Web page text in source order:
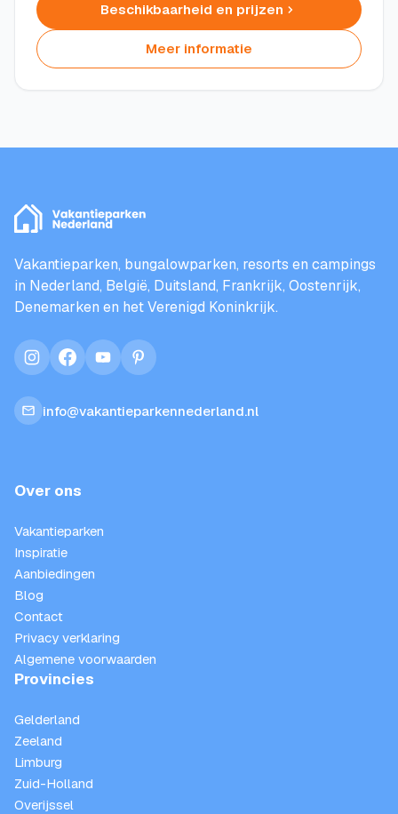
Beschikbaarheid en prijzen
Meer informatie
Vakantieparken, bungalowparken, resorts en campings
in Nederland, België, Duitsland, Frankrijk, Oostenrijk,
Denemarken en het Verenigd Koninkrijk.
instagramfacebookyoutubepinterest
info@vakantieparkennederland.nl
Over ons
Vakantieparken
Inspiratie
Aanbiedingen
Blog
Contact
Privacy verklaring
Algemene voorwaarden
Provincies
Gelderland
Zeeland
Limburg
Zuid-Holland
Overijssel